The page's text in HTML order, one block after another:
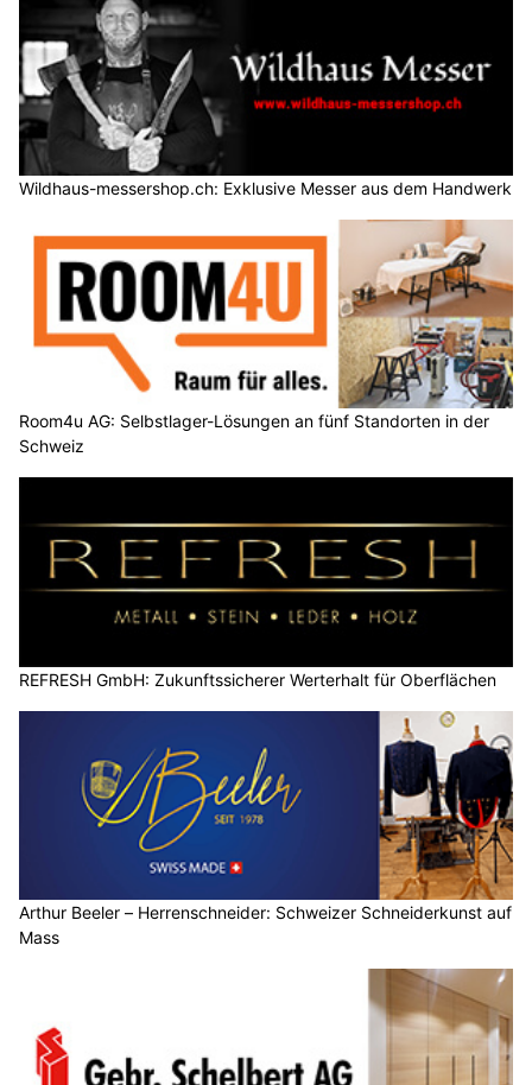
Wildhaus-messershop.ch: Exklusive Messer aus dem Handwerk
Room4u AG: Selbstlager-Lösungen an fünf Standorten in der
Schweiz
REFRESH GmbH: Zukunftssicherer Werterhalt für Oberflächen
Arthur Beeler – Herrenschneider: Schweizer Schneiderkunst auf
Mass